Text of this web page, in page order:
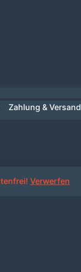
Verwerfen
Zahlung & Versand